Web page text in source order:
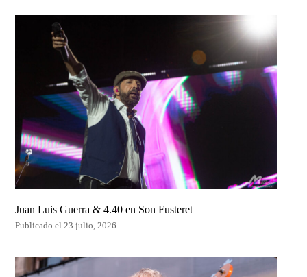
Juan Luis Guerra & 4.40 en Son Fusteret
Publicado el 23 julio, 2026